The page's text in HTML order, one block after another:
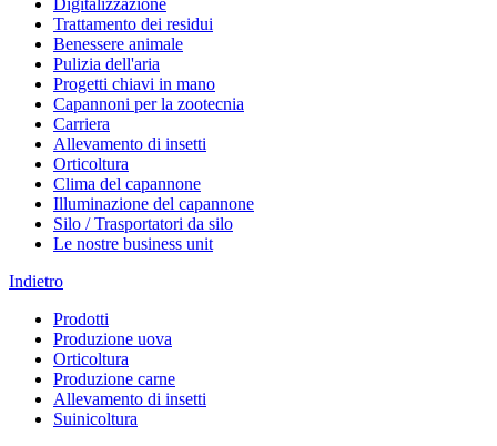
Digitalizzazione
Trattamento dei residui
Benessere animale
Pulizia dell'aria
Progetti chiavi in mano
Capannoni per la zootecnia
Carriera
Allevamento di insetti
Orticoltura
Clima del capannone
Illuminazione del capannone
Silo / Trasportatori da silo
Le nostre business unit
Indietro
Prodotti
Produzione uova
Orticoltura
Produzione carne
Allevamento di insetti
Suinicoltura